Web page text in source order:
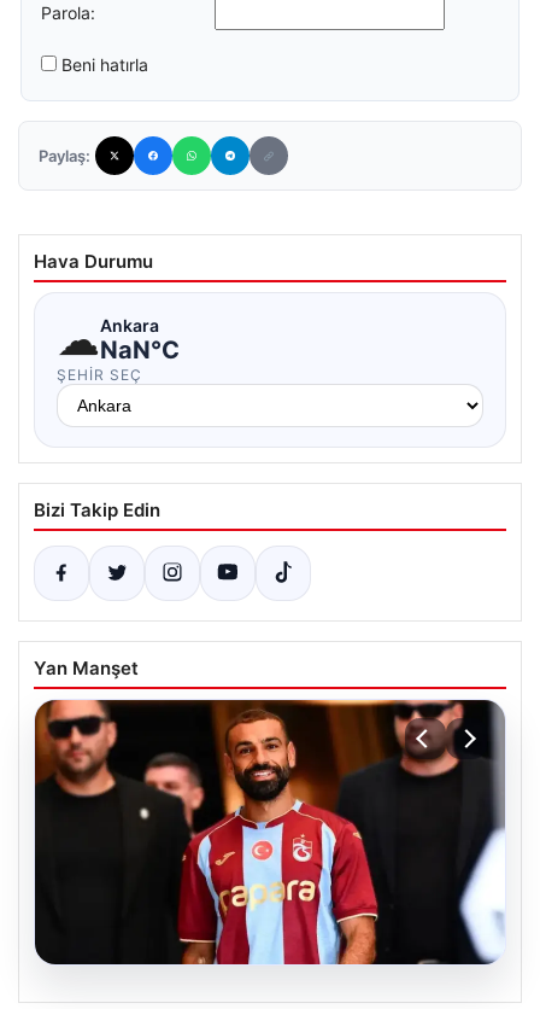
Parola:
Beni hatırla
Paylaş:
Hava Durumu
☁Ankara
NaN°C
ŞEHIR SEÇ
Bizi Takip Edin
Yan Manşet
07.08.2026